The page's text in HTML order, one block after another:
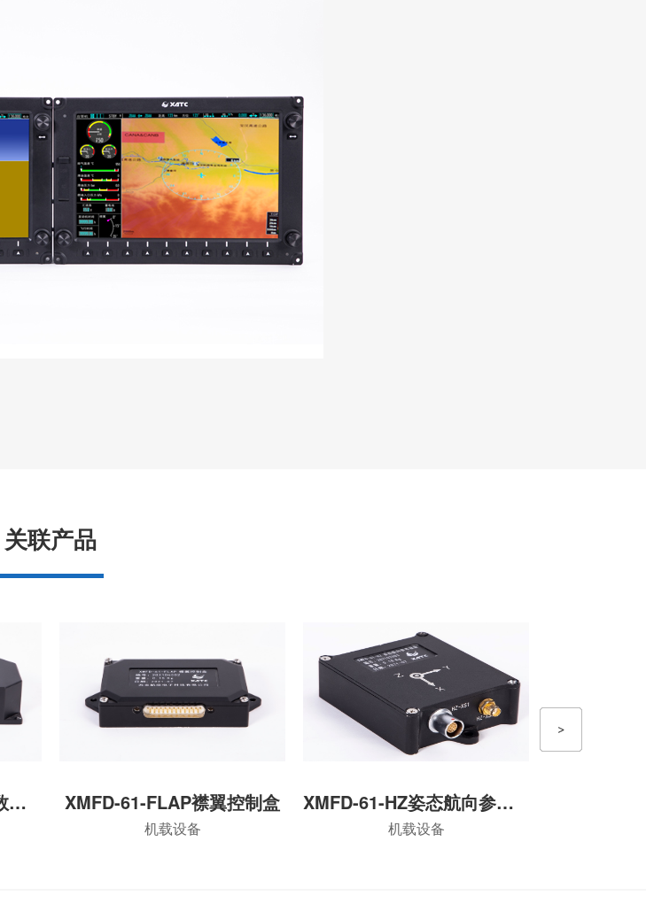
关联产品
XMFD-61-FC发动机参数采集模块 XMFD-61-FLAP襟翼控制盒
机载设备
XMFD-61-HZ姿态航向参考设备
机载设备